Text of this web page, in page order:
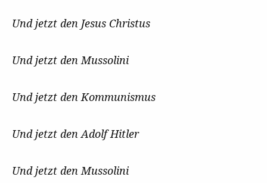
Und jetzt den Jesus Christus
Und jetzt den Mussolini
Und jetzt den Kommunismus
Und jetzt den Adolf Hitler
Und jetzt den Mussolini